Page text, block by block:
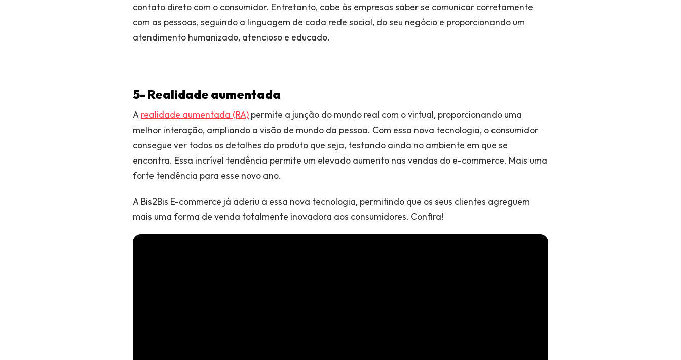
contato direto com o consumidor. Entretanto, cabe às empresas saber se comunicar corretamente
com as pessoas, seguindo a linguagem de cada rede social, do seu negócio e proporcionando um
atendimento humanizado, atencioso e educado.
5- Realidade aumentada
A realidade aumentada (RA) permite a junção do mundo real com o virtual, proporcionando uma
melhor interação, ampliando a visão de mundo da pessoa. Com essa nova tecnologia, o consumidor
consegue ver todos os detalhes do produto que seja, testando ainda no ambiente em que se
encontra. Essa incrível tendência permite um elevado aumento nas vendas do e-commerce. Mais uma
forte tendência para esse novo ano.
A Bis2Bis E-commerce já aderiu a essa nova tecnologia, permitindo que os seus clientes agreguem
mais uma forma de venda totalmente inovadora aos consumidores. Confira!